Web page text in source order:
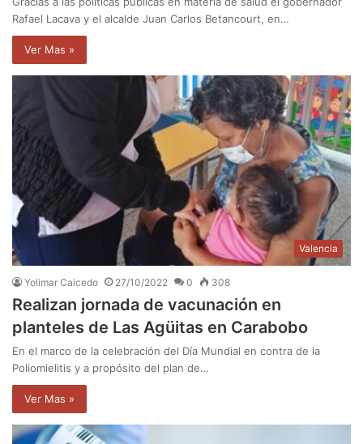
Rafael Lacava y el alcalde Juan Carlos Betancourt, en…
Ver Mas »
Valencia
Yolimar Caicedo 27/10/2022 0 308
Realizan jornada de vacunación en
planteles de Las Agüitas en Carabobo
En el marco de la celebración del Día Mundial en contra de la
Poliomielitis y a propósito del plan de…
Ver Mas »